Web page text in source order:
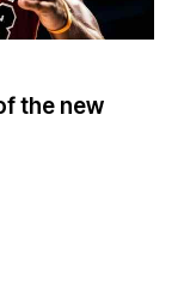
the new